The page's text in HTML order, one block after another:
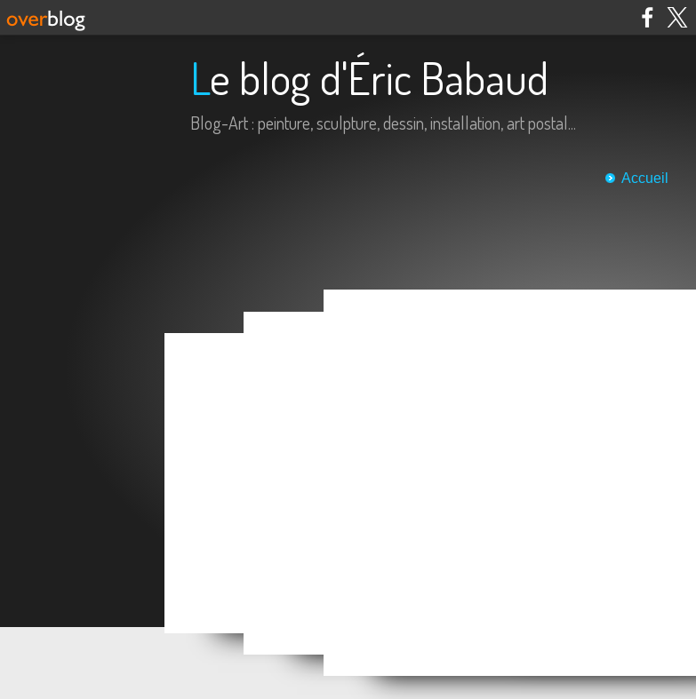
Le blog d'Éric Babaud
Blog-Art : peinture, sculpture, dessin, installation, art postal...
Accueil
Les sirènes de Jean Duranel
mon père n'est plus
Courrier du tour de France